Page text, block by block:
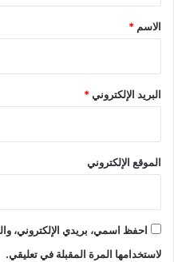
*
الاسم *
البريد الإلكتروني*
الموقع الإلكتروني
احفظ اسمي، بريدي الإلكتروني،
لاستخدامها المرة المقبلة في تعليقي.